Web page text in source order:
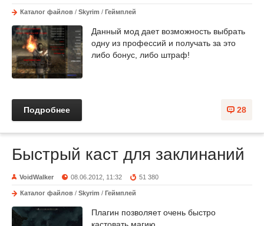
Каталог файлов / Skyrim / Геймплей
Данный мод дает возможность выбрать
одну из профессий и получать за это
либо бонус, либо штраф!
28
Подробнее
Быстрый каст для заклинаний
VoidWalker 08.06.2012, 11:32 51 380
Каталог файлов / Skyrim / Геймплей
Плагин позволяет очень быстро
кастовать магию.